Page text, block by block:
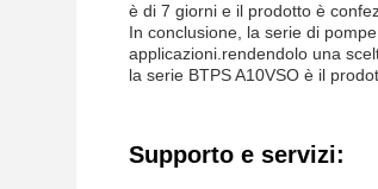
è di 7 giorni e il prodotto è
In conclusione, la serie di
applicazioni.rendendolo una
la serie BTPS A10VSO è il
Supporto e servizi: